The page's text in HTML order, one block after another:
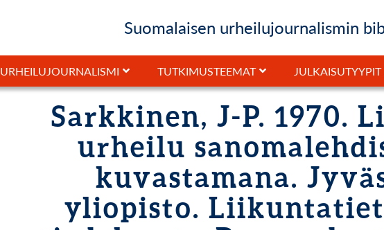
Suomalaisen urheilujournalismin
URHEILUJOURNALISMI TUTKIMUSTEEMAT JULKAISUTYYPIT
Sarkkinen, J-P. 1970.
urheilu
kuvastamana.
yliopisto.